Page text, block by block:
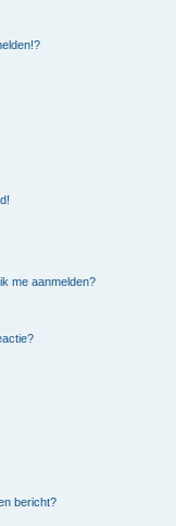
me aanmelden?
bericht?